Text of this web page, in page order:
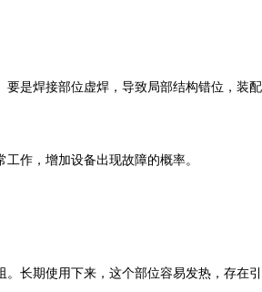
是焊接部位虚焊，导致局部结构错位，装
作，增加设备出现故障的概率。
期使用下来，这个部位容易发热，存在引